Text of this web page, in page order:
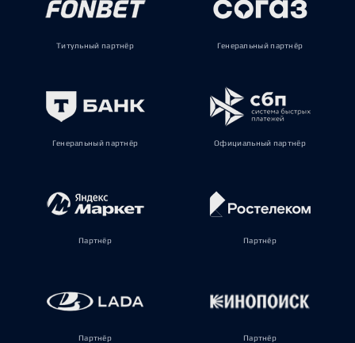
Титульный партнёр Генеральный партнёр
Генеральный партнёр Официальный партнёр
Партнёр Партнёр
Партнёр Партнёр